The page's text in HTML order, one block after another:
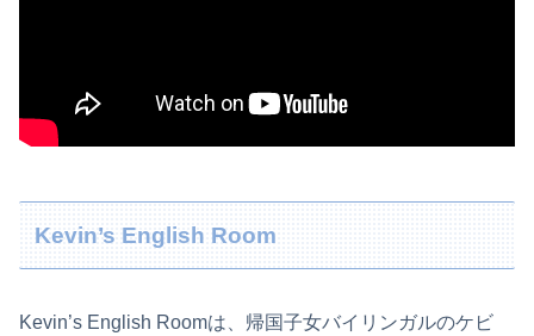
Kevin’s English Room
Kevin’s English Roomは、帰国子女バイリンガルのケビ